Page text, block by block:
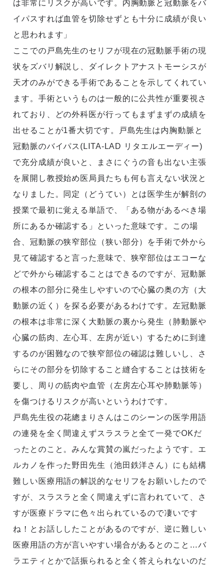
は非常にリスクが高いです。内胸動脈と冠動脈をバ
イパスすれば血管を切除せずとも十分に成績が良い
と思われます」
ここでの戸島先生のセリフが現在の冠動脈手術の現
状をズバリ解説し、ダイレクトアナストモーシスが
天才のみができる手術であることを示してくれてい
ます。手術というものは一般的に公共性が重要視さ
れており、どの外科医が行ってもまずまずの成績を
出せることが1番大切です。戸島先生は内胸動脈と
冠動脈のバイパス(LITA-LAD リタエルエーディー)
で充分成績が良いと、まさにぐうの音も出ない主張
を展開し教授始め医局員たちも何も言えない状況と
なりました。同定（どうてい）とは医学生が解剖の
授業で最初に覚える単語で、「ある物があるべき場
所にあるか確認する」といった意味です。この場
合、冠動脈の狭窄部位（狭い部分）を手術で外から
見て確認すると言った意味で、狭窄部位はエコーな
どで外から確認することはできるのですが、冠動脈
の根本の部分に発生しやすいので心臓の奥の方（大
動脈の近く）を探る必要があるわけです。左冠動脈
の根本は非常に深く大動脈の裏から発生（肺動脈や
心臓の筋肉、左心耳、左房が近い）するために到達
するのが困難なので狭窄部位の確認は難しいし、さ
らにその部分を切除すること縫合することは技術を
要し、周りの筋肉や血管（左房左心耳や肺動脈等）
を傷つけるリスクが高いというわけです。
戸島先生役の花總まりさんはこのシーンの医学用語
の連発を全く間違えずスラスラと全て一発でOKだ
ったとのこと。みんな賞賛の嵐だったようです。エ
ルカノを作った野田先生（池田鉄洋さん）にも結構
難しい医療用語の解説的なセリフをお願いしたので
すが、スラスラと全く間違えずに言われていて、さ
すが医療ドラマに色々出られているので凄いです
ね！とお話ししたことがあるのですが、逆に難しい
医療用語の方が言いやすい場合があるとのこと…バ
ラエティとかで話振られると全く答えられないのだ